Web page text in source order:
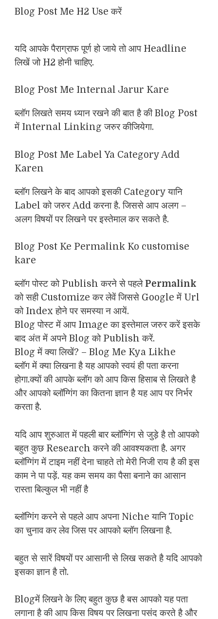
Blog Post Me H2 Use करें
यदि आपके पैराग्राफ पूर्ण हो जाये तो आप Headline
लिखें जो H2 होनी चाहिए.
Blog Post Me Internal Jarur Kare
ब्लॉग लिखते समय ध्यान रखने की बात है की Blog Post
में Internal Linking जरुर कीजियेगा.
Blog Post Me Label Ya Category Add
Karen
ब्लॉग लिखने के बाद आपको इसकी Category यानि
Label को जरुर Add करना है. जिससे आप अलग –
अलग विषयों पर लिखने पर इस्तेमाल कर सकते है.
Blog Post Ke Permalink Ko customise
kare
ब्लॉग पोस्ट को Publish करने से पहले Permalink
को सही Customize कर लेवें जिससे Google में Url
को Index होने पर समस्या न आयें.
Blog पोस्ट में आप Image का इस्तेमाल जरुर करें इसके
बाद अंत में अपने Blog को Publish करें.
Blog में क्या लिखें? – Blog Me Kya Likhe
ब्लॉग में क्या लिखना है यह आपको स्वयं ही पता करना
होगा.क्यों की आपके ब्लॉग को आप किस हिसाब से लिखते है
और आपको ब्लॉग्गिंग का कितना ज्ञान है यह आप पर निर्भर
करता है.
यदि आप शुरुआत में पहली बार ब्लॉग्गिंग से जुड़े है तो आपको
बहुत कुछ Research करने की आवश्यकता है. अगर
ब्लॉग्गिंग में टाइम नहीं देना चाहते तो मेरी निजी राय है की इस
काम ने पा पड़ें. यह कम समय का पैसा बनाने का आसान
रास्ता बिल्कुल भी नहीं है
ब्लॉग्गिंग करने से पहले आप अपना Niche यानि Topic
का चुनाव कर लेव जिस पर आपको ब्लॉग लिखना है.
बहुत से सारें विषयों पर आसानी से लिख सकते है यदि आपको
इसका ज्ञान है तो.
Blogमें लिखने के लिए बहुत कुछ है बस आपको यह पता
लगाना है की आप किस विषय पर लिखना पसंद करते है और